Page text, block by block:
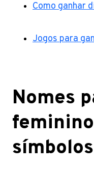
Como ganhar
Jogos para
Nomes
símbolos